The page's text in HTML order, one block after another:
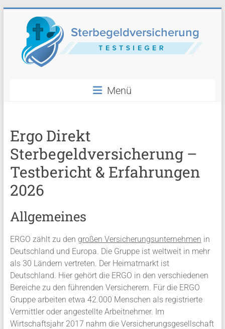
content
Sterbegeldversicherung
Menü
Ergo Direkt
Sterbegeldversicherung –
Testbericht & Erfahrungen
2026
Allgemeines
ERGO zählt zu den großen Versicherungsunternehmen in
Deutschland und Europa. Die Gruppe ist weltweit in mehr
als 30 Ländern vertreten. Der Heimatmarkt ist
Deutschland. Hier gehört die ERGO in den verschiedenen
Bereiche zu den führenden Versicherern. Für die ERGO
Gruppe arbeiten etwa 42.000 Menschen als registrierte
Vermittler oder angestellte Arbeitnehmer. Im
Wirtschaftsjahr 2017 nahm die Versicherungsgesellschaft